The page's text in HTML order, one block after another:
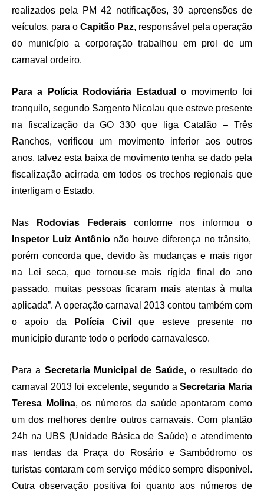
realizados pela PM 42 notificações, 30 apreensões de
veículos, para o Capitão Paz, responsável pela operação
do município a corporação trabalhou em prol de um
carnaval ordeiro.
Para a Polícia Rodoviária Estadualo movimento foi
tranquilo, segundo Sargento Nicolau que esteve presente
na fiscalização da GO 330 que liga Catalão – Três
Ranchos, verificou um movimento inferior aos outros
anos, talvez esta baixa de movimento tenha se dado pela
fiscalização acirrada em todos os trechos regionais que
interligam o Estado.
Nas Rodovias Federais conforme nos informou o
Inspetor Luiz Antônionão houve diferença no trânsito,
porém concorda que, devido às mudanças e mais rigor
na Lei seca, que tornou-se mais rígida final do ano
passado, muitas pessoas ficaram mais atentas à multa
aplicada”. A operação carnaval 2013 contou também com
o apoio da Polícia Civil
que esteve presente no
município durante todo o período carnavalesco.
Para a Secretaria Municipal de Saúde, o resultado do
carnaval 2013 foi excelente, segundo aSecretaria Maria
Teresa Molina, os números da saúde apontaram como
um dos melhores dentre outros carnavais. Com plantão
24h na UBS (Unidade Básica de Saúde) e atendimento
nas tendas da Praça do Rosário e Sambódromo os
turistas contaram com serviço médico sempre disponível.
Outra observação positiva foi quanto aos números de